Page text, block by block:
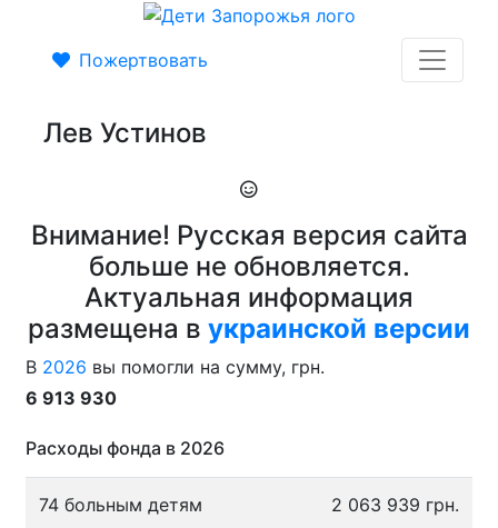
Пожертвовать
Лев Устинов
Внимание! Русская версия сайта
больше не обновляется.
Актуальная информация
размещена в украинской версии
В 2026 вы помогли на сумму, грн.
6 913 930
Расходы фонда в 2026
74 больным детям 2 063 939 грн.